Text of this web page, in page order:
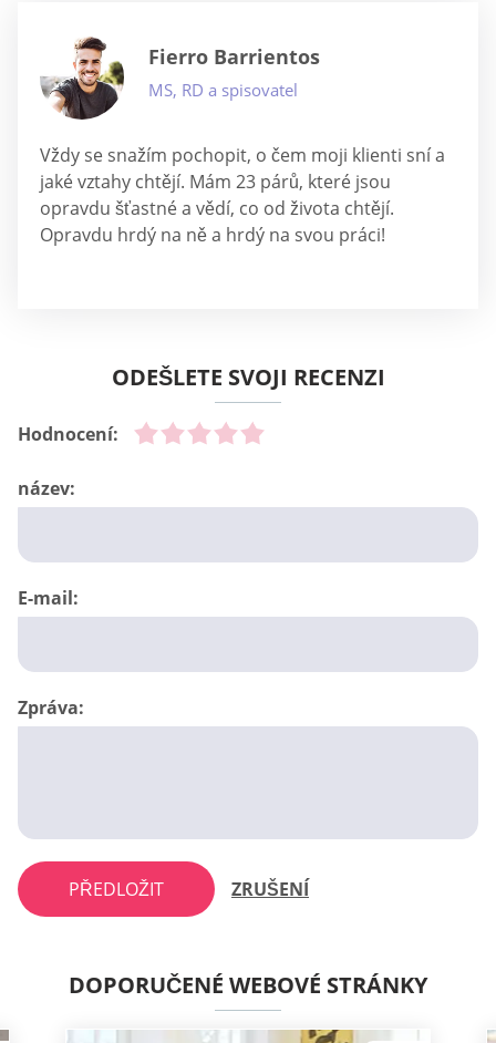
Fierro Barrientos
MS, RD a spisovatel
Vždy se snažím pochopit, o čem moji klienti sní a
jaké vztahy chtějí. Mám 23 párů, které jsou
opravdu šťastné a vědí, co od života chtějí.
Opravdu hrdý na ně a hrdý na svou práci!
ODEŠLETE SVOJI RECENZI
Hodnocení:
název:
E-mail:
Zpráva:
PŘEDLOŽIT ZRUŠENÍ
DOPORUČENÉ WEBOVÉ STRÁNKY